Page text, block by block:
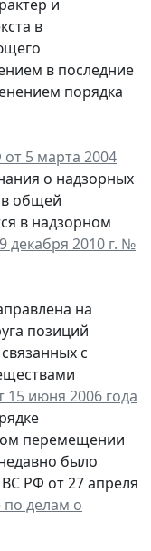
и
в
в последние
порядка
5 марта 2004
о надзорных
общей
в надзорном
декабря 2010 г. №
на
позиций
с
июня 2006 года
перемещении
было
РФ от 27 апреля
по делам о